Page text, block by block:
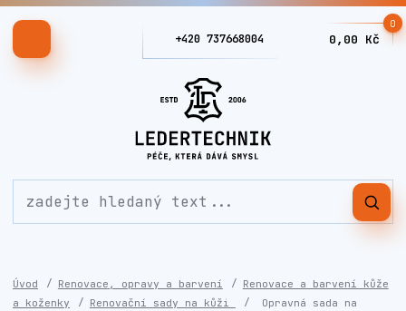
+420 737668004
0
0,00 Kč
Úvod Renovace, opravy a barvení
Renovace a barvení kůže
a koženky
Renovační sady na kůži
Opravná sada na